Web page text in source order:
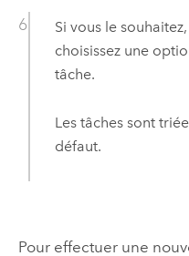
Si vous le
choisissez une
tâche.
Les tâches sont
défaut.
Pour effectuer une